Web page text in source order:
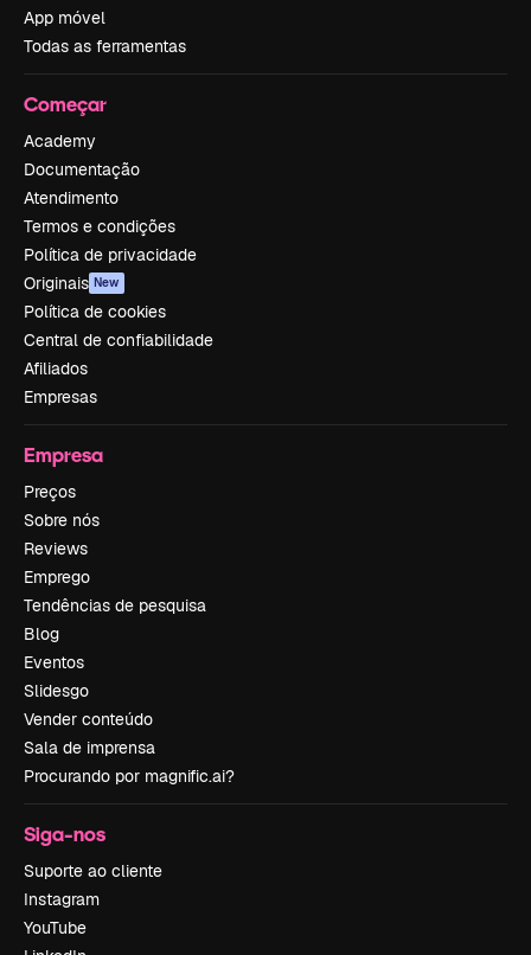
App móvel
Todas as ferramentas
Começar
Academy
Documentação
Atendimento
Termos e condições
Política de privacidade
Originais New
Política de cookies
Central de confiabilidade
Afiliados
Empresas
Empresa
Preços
Sobre nós
Reviews
Emprego
Tendências de pesquisa
Blog
Eventos
Slidesgo
Vender conteúdo
Sala de imprensa
Procurando por magnific.ai?
Siga-nos
Suporte ao cliente
Instagram
YouTube